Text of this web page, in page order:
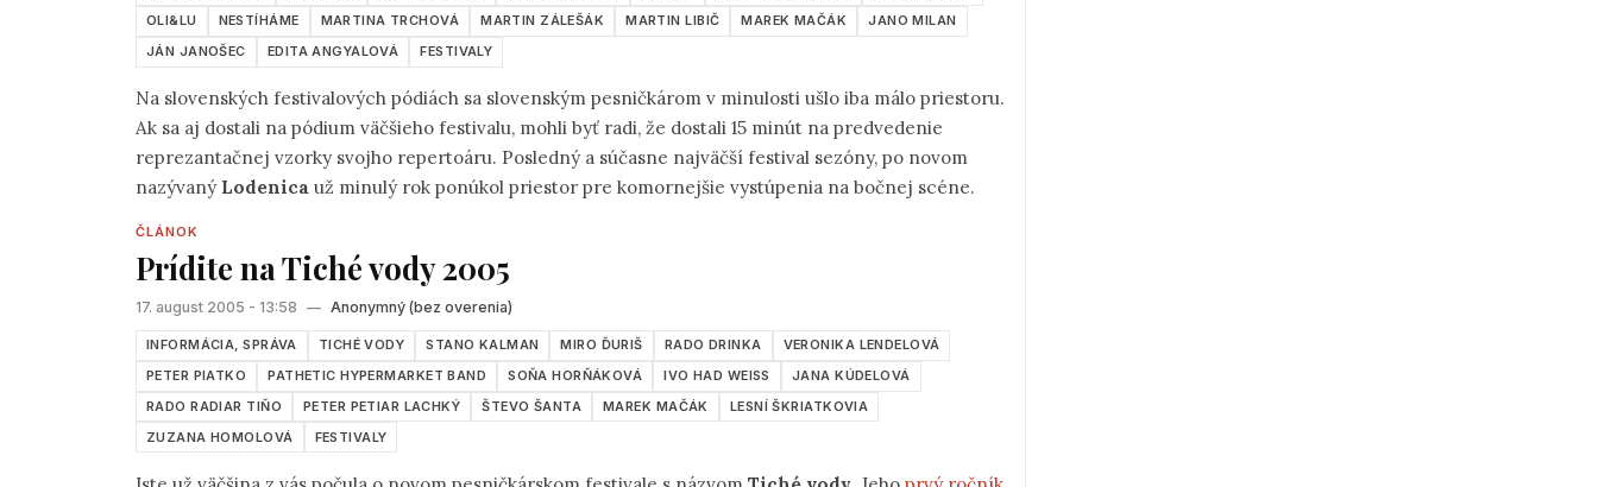
OLI&LU
NESTÍHÁME MARTINA TRCHOVÁ MARTIN ZÁLEŠÁK MARTIN LIBIČ MAREK MAČÁK
JANO MILAN
JÁN JANOŠEC
EDITA ANGYALOVÁ FESTIVALY
Na slovenských festivalových pódiách sa slovenským pesničkárom v minulosti ušlo iba málo priestoru.
Ak sa aj dostali na pódium väčšieho festivalu, mohli byť radi, že dostali 15 minút na predvedenie
reprezantačnej vzorky svojho repertoáru. Posledný a súčasne najväčší festival sezóny, po novom
nazývaný Lodenica už minulý rok ponúkol priestor pre komornejšie vystúpenia na bočnej scéne.
ČLÁNOK
Prídite na Tiché vody 2005
17. august 2005 - 13:58 — Anonymný (bez overenia)
INFORMÁCIA, SPRÁVA TICHÉ VODY STANO KALMAN MIRO ĎURIŠ RADO DRINKA
VERONIKA LENDELOVÁ
PETER PIATKO
PATHETIC HYPERMARKET BAND SOŇA HORŇÁKOVÁ IVO HAD WEISS
JANA KÚDELOVÁ
RADO RADIAR TIŇO
PETER PETIAR LACHKÝ ŠTEVO ŠANTA MAREK MAČÁK
LESNÍ ŠKRIATKOVIA
ZUZANA HOMOLOVÁ
FESTIVALY